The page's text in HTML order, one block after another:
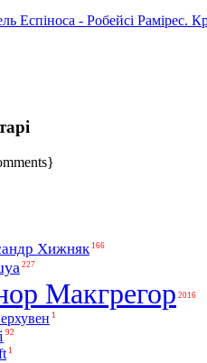
Еспіноса - Робейсі
Хижняк 166
227
Макгрегор 2016
1
92
1